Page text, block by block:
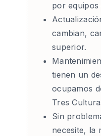
por equipos
cambian,
superior.
tienen un
ocupamos
Tres
Sin
necesite, la